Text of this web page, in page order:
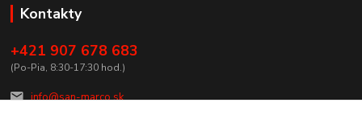
Kontakty
+421 907 678 683
(Po-Pia, 8:30-17:30 hod.)
info@san-marco.sk